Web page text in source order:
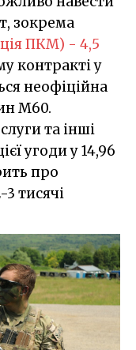
зокрема
ПКМ) - 4,5
контракті у
неофіційна
M60.
та інші
угоди у 14,96
про
тисячі